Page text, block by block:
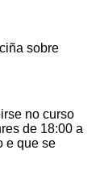
sobre
no curso
de 18:00 a
e que se